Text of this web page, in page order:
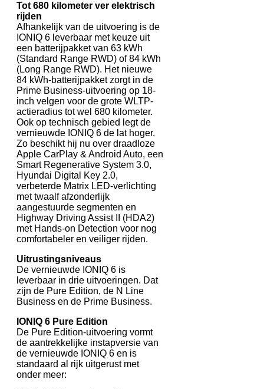
Tot 680 kilometer ver elektrisch
rijden
Afhankelijk van de uitvoering is de
IONIQ 6 leverbaar met keuze uit
een batterijpakket van 63 kWh
(Standard Range RWD) of 84 kWh
(Long Range RWD). Het nieuwe
84 kWh-batterijpakket zorgt in de
Prime Business-uitvoering op 18-
inch velgen voor de grote WLTP-
actieradius tot wel 680 kilometer.
Ook op technisch gebied legt de
vernieuwde IONIQ 6 de lat hoger.
Zo beschikt hij nu over draadloze
Apple CarPlay & Android Auto, een
Smart Regenerative System 3.0,
Hyundai Digital Key 2.0,
verbeterde Matrix LED-verlichting
met twaalf afzonderlijk
aangestuurde segmenten en
Highway Driving Assist II (HDA2)
met Hands-on Detection voor nog
comfortabeler en veiliger rijden.
Uitrustingsniveaus
De vernieuwde IONIQ 6 is
leverbaar in drie uitvoeringen. Dat
zijn de Pure Edition, de N Line
Business en de Prime Business.
IONIQ 6 Pure Edition
De Pure Edition-uitvoering vormt
de aantrekkelijke instapversie van
de vernieuwde IONIQ 6 en is
standaard al rijk uitgerust met
onder meer: